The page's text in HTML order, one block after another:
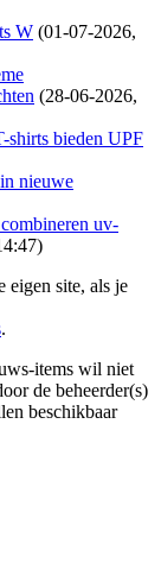
W (01-07-2026,
(28-06-2026,
shirts bieden UPF
nieuwe
uv-
eigen site, als je
.
items wil niet
de beheerder(s)
beschikbaar